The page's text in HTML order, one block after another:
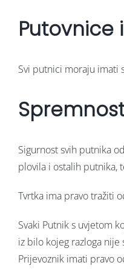
Putovnice
Svi putnici moraju imati
Sigurnost svih putnika
plovila i ostalih putnika,
Tvrtka ima pravo tražiti
Svaki Putnik s uvjetom
iz bilo kojeg razloga
Prijevoznik imati pravo